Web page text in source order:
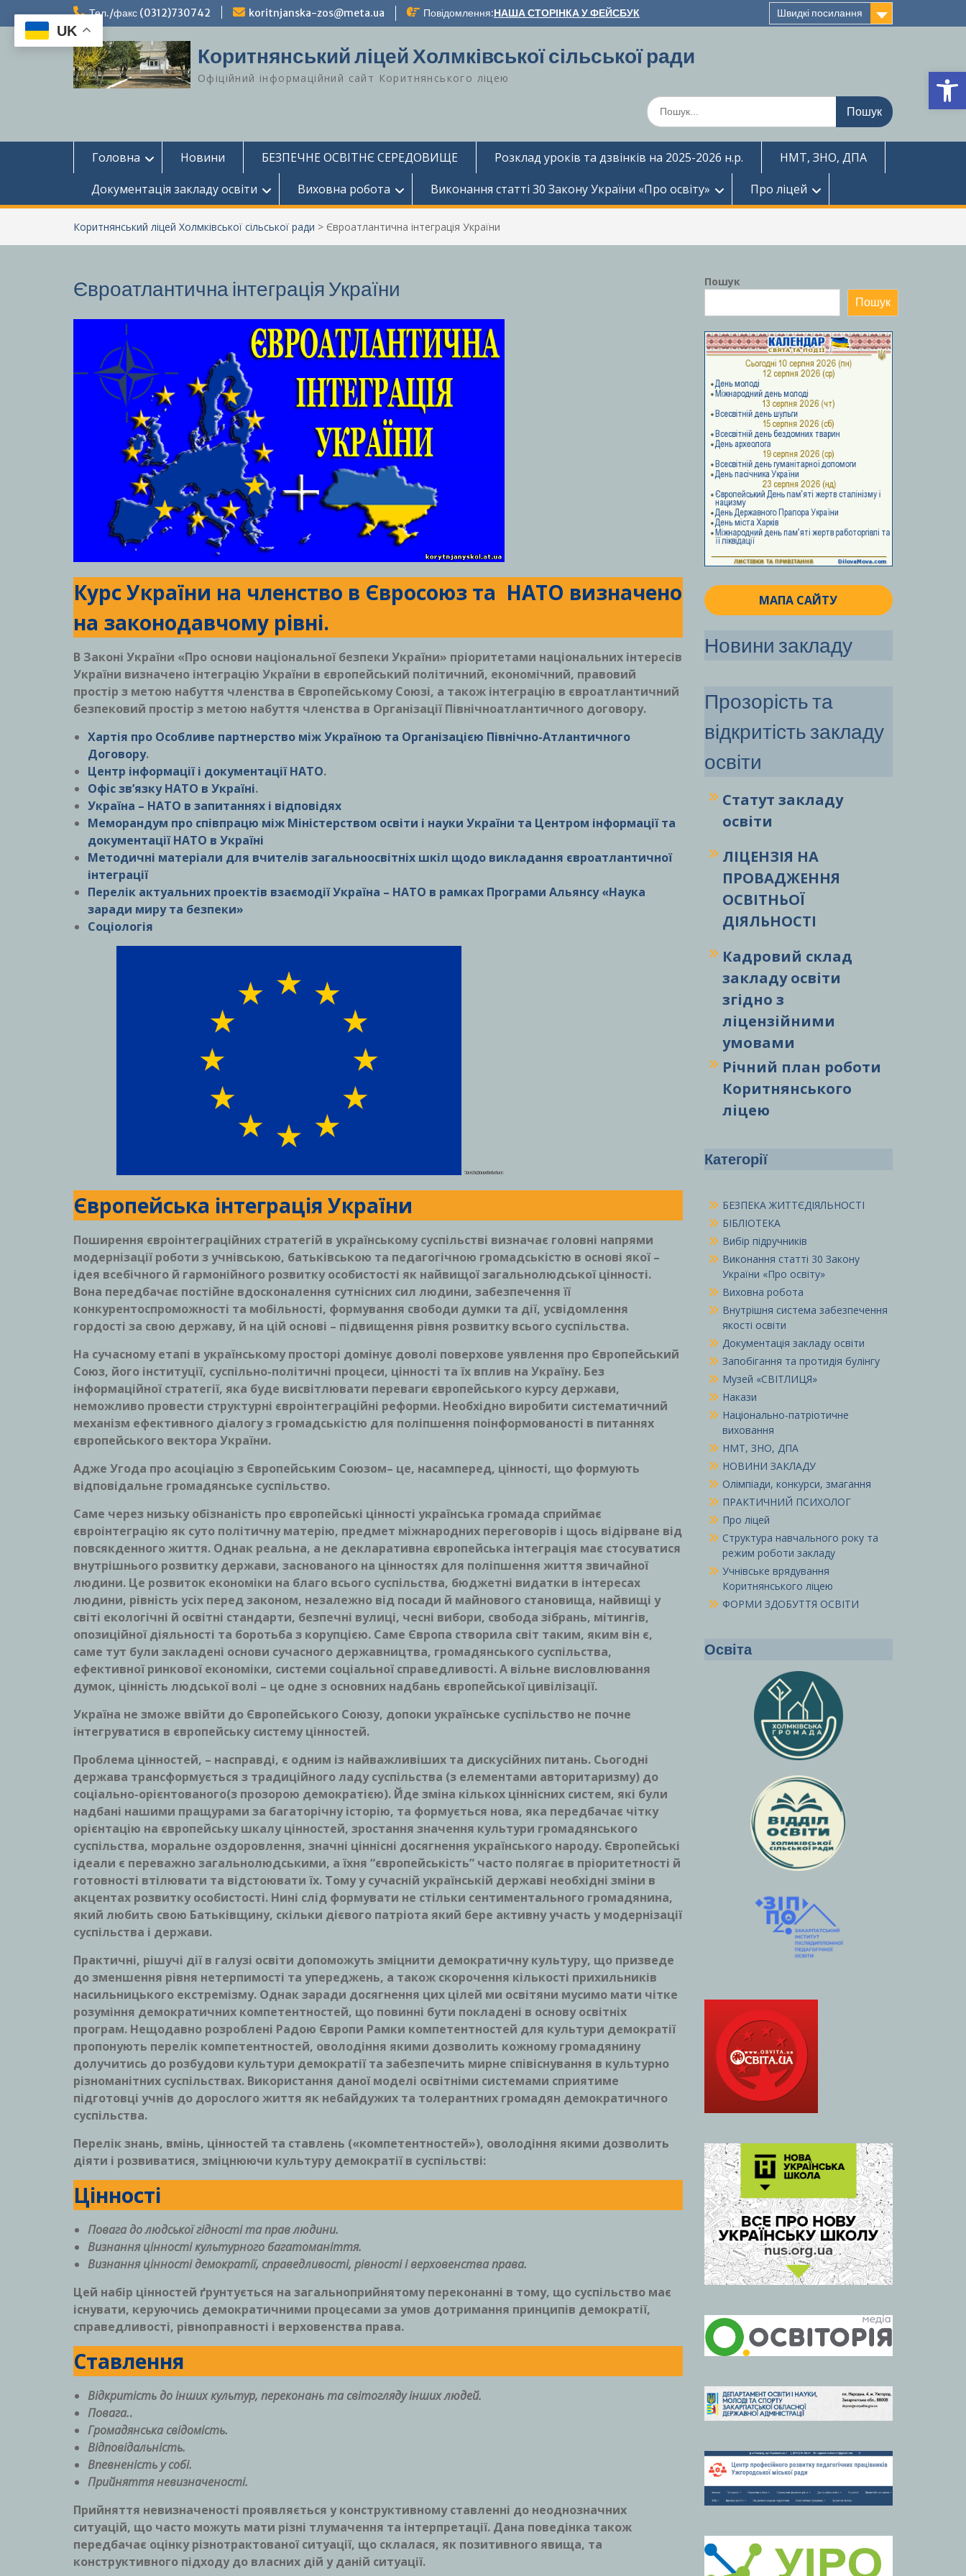
вмісту
Тел./факс (0312)730742 koritnjanska-zos@meta.ua Повідомлення:НАША СТОРІНКА У ФЕЙСБУК Швидкі посилання
Коритнянський ліцей Холмківської сільської ради
Офіційний інформаційний сайт Коритнянського ліцею
Шукати:
Головна Новини БЕЗПЕЧНЕ ОСВІТНЄ СЕРЕДОВИЩЕ Розклад уроків та дзвінків на 2025-2026 н.р.
НМТ, ЗНО, ДПА
Документація закладу освіти
Виховна робота Виконання статті 30 Закону України «Про освіту» Про ліцей
Коритнянський ліцей Холмківської сільської ради > Євроатлантична інтеграція України
Євроатлантична інтеграція України
Курс України на членство в Євросоюз та НАТО визначено
на законодавчому рівні.
В Законі України «Про основи національної безпеки України» пріоритетами національних інтересів
України визначено інтеграцію України в європейський політичний, економічний, правовий
простір з метою набуття членства в Європейському Союзі, а також інтеграцію в євроатлантичний
безпековий простір з метою набуття членства в Організації Північноатлантичного договору.
Хартія про Особливе партнерство між Україною та Організацією Північно-Атлантичного
Договору.
Центр інформації і документації НАТО.
Офіс зв’язку НАТО в Україні.
Україна – НАТО в запитаннях і відповідях
Меморандум про співпрацю між Міністерством освіти і науки України та Центром інформації та
документації НАТО в Україні
Методичні матеріали для вчителів загальноосвітніх шкіл щодо викладання євроатлантичної
інтеграції
Перелік актуальних проектів взаємодії Україна – НАТО в рамках Програми Альянсу «Наука
заради миру та безпеки»
Соціологія
Європейська інтеграція України
Поширення євроінтеграційних стратегій в українському суспільстві визначає головні напрями
модернізації роботи з учнівською, батьківською та педагогічною громадськістю в основі якої –
ідея всебічного й гармонійного розвитку особистості як найвищої загальнолюдської цінності.
Вона передбачає постійне вдосконалення сутнісних сил людини, забезпечення її
конкурентоспроможності та мобільності, формування свободи думки та дії, усвідомлення
гордості за свою державу, й на цій основі – підвищення рівня розвитку всього суспільства.
На сучасному етапі в українському просторі домінує доволі поверхове уявлення про Європейський
Союз, його інституції, суспільно-політичні процеси, цінності та їх вплив на Україну. Без
інформаційної стратегії, яка буде висвітлювати переваги європейського курсу держави,
неможливо провести структурні євроінтеграційні реформи. Необхідно виробити систематичний
механізм ефективного діалогу з громадськістю для поліпшення поінформованості в питаннях
європейського вектора України.
Адже Угода про асоціацію з Європейським Союзом– це, насамперед, цінності, що формують
відповідальне громадянське суспільство.
Саме через низьку обізнаність про європейські цінності українська громада сприймає
євроінтеграцію як суто політичну матерію, предмет міжнародних переговорів і щось відірване від
повсякденного життя. Однак реальна, а не декларативна європейська інтеграція має стосуватися
внутрішнього розвитку держави, заснованого на цінностях для поліпшення життя звичайної
людини. Це розвиток економіки на благо всього суспільства, бюджетні видатки в інтересах
людини, рівність усіх перед законом, незалежно від посади й майнового становища, найвищі у
світі екологічні й освітні стандарти, безпечні вулиці, чесні вибори, свобода зібрань, мітингів,
опозиційної діяльності та боротьба з корупцією. Саме Європа створила світ таким, яким він є,
саме тут були закладені основи сучасного державництва, громадянського суспільства,
ефективної ринкової економіки, системи соціальної справедливості. А вільне висловлювання
думок, цінність людської волі – це одне з основних надбань європейської цивілізації.
Україна не зможе ввійти до Європейського Союзу, допоки українське суспільство не почне
інтегруватися в європейську систему цінностей.
Проблема цінностей, – насправді, є одним із найважливіших та дискусійних питань. Сьогодні
держава трансформується з традиційного ладу суспільства (з елементами авторитаризму) до
соціально-орієнтованого(з прозорою демократією). Йде зміна кількох ціннісних систем, які були
надбані нашими пращурами за багаторічну історію, та формується нова, яка передбачає чітку
орієнтацію на європейську шкалу цінностей, зростання значення культури громадянського
суспільства, моральне оздоровлення, значні ціннісні досягнення українського народу. Європейські
ідеали є переважно загальнолюдськими, а їхня “європейськість” часто полягає в пріоритетності й
готовності втілювати та відстоювати їх. Тому у сучасній українській державі необхідні зміни в
акцентах розвитку особистості. Нині слід формувати не стільки сентиментального громадянина,
який любить свою Батьківщину, скільки дієвого патріота який бере активну участь у модернізації
суспільства і держави.
Практичні, рішучі дії в галузі освіти допоможуть зміцнити демократичну культуру, що призведе
до зменшення рівня нетерпимості та упереджень, а також скорочення кількості прихильників
насильницького екстремізму. Однак заради досягнення цих цілей ми освітяни мусимо мати чітке
розуміння демократичних компетентностей, що повинні бути покладені в основу освітніх
програм. Нещодавно розроблені Радою Європи Рамки компетентностей для культури демократії
пропонують перелік компетентностей, оволодіння якими дозволить кожному громадянину
долучитись до розбудови культури демократії та забезпечить мирне співіснування в культурно
різноманітних суспільствах. Використання даної моделі освітніми системами сприятиме
підготовці учнів до дорослого життя як небайдужих та толерантних громадян демократичного
суспільства.
Перелік знань, вмінь, цінностей та ставлень («компетентностей»), оволодіння якими дозволить
діяти і розвиватися, зміцнюючи культуру демократії в суспільстві:
Цінності
Повага до людської гідності та прав людини.
Визнання цінності культурного багатоманіття.
Визнання цінності демократії, справедливості, рівності і верховенства права.
Цей набір цінностей ґрунтується на загальноприйнятому переконанні в тому, що суспільство має
існувати, керуючись демократичними процесами за умов дотримання принципів демократії,
справедливості, рівноправності і верховенства права.
Ставлення
Відкритість до інших культур, переконань та світогляду інших людей.
Повага..
Громадянська свідомість.
Відповідальність.
Впевненість у собі.
Прийняття невизначеності.
Прийняття невизначеності проявляється у конструктивному ставленні до неоднозначних
ситуацій, що часто можуть мати різні тлумачення та інтерпретації. Дана поведінка також
передбачає оцінку різнотрактованої ситуації, що склалася, як позитивного явища, та
конструктивного підходу до власних дій у даній ситуації.
Пошук
Пошук
МАПА САЙТУ
Новини закладу
Прозорість та
відкритість закладу
освіти
Статут закладу
освіти
ЛІЦЕНЗІЯ НА
ПРОВАДЖЕННЯ
ОСВІТНЬОЇ
ДІЯЛЬНОСТІ
Кадровий склад
закладу освіти
згідно з
ліцензійними
умовами
Річний план роботи
Коритнянського
ліцею
Категорії
БЕЗПЕКА ЖИТТЄДІЯЛЬНОСТІ
БІБЛІОТЕКА
Вибір підручників
Виконання статті 30 Закону
України «Про освіту»
Виховна робота
Внутрішня система забезпечення
якості освіти
Документація закладу освіти
Запобігання та протидія булінгу
Музей «СВІТЛИЦЯ»
Накази
Національно-патріотичне
виховання
НМТ, ЗНО, ДПА
НОВИНИ ЗАКЛАДУ
Олімпіади, конкурси, змагання
ПРАКТИЧНИЙ ПСИХОЛОГ
Про ліцей
Структура навчального року та
режим роботи закладу
Учнівське врядування
Коритнянського ліцею
ФОРМИ ЗДОБУТТЯ ОСВІТИ
Освіта
UK